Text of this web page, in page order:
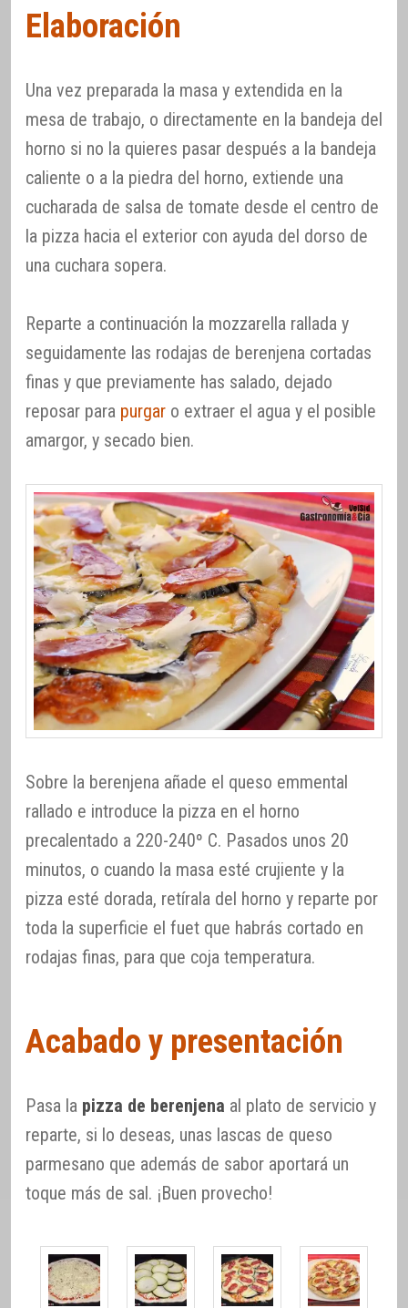
Elaboración
Una vez preparada la masa y extendida en la
mesa de trabajo, o directamente en la bandeja del
horno si no la quieres pasar después a la bandeja
caliente o a la piedra del horno, extiende una
cucharada de salsa de tomate desde el centro de
la pizza hacia el exterior con ayuda del dorso de
una cuchara sopera.
Reparte a continuación la mozzarella rallada y
seguidamente las rodajas de berenjena cortadas
finas y que previamente has salado, dejado
reposar para purgar o extraer el agua y el posible
amargor, y secado bien.
Sobre la berenjena añade el queso emmental
rallado e introduce la pizza en el horno
precalentado a 220-240º C. Pasados unos 20
minutos, o cuando la masa esté crujiente y la
pizza esté dorada, retírala del horno y reparte por
toda la superficie el fuet que habrás cortado en
rodajas finas, para que coja temperatura.
Acabado y presentación
Pasa la pizza de berenjena al plato de servicio y
reparte, si lo deseas, unas lascas de queso
parmesano que además de sabor aportará un
toque más de sal. ¡Buen provecho!